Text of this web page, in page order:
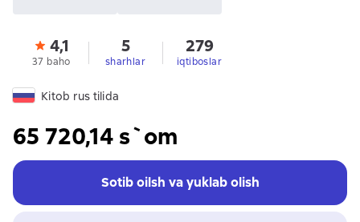
4,1
37 baho
5
sharhlar
279
iqtiboslar
Kitob rus tilida
65 720,14 s`om
Sotib oilsh va yuklab olish